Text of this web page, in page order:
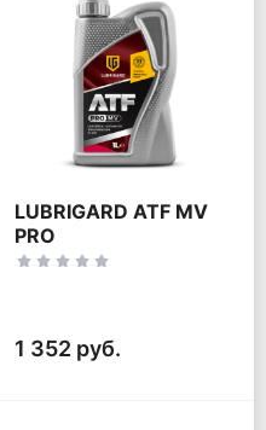
LUBRIGARD ATF MV
PRO
1 352 руб.